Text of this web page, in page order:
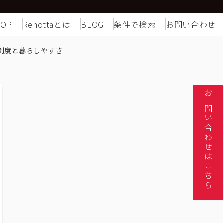
Renottaとは BLOG 条件で検索 お問い合わせ
度と暮らしやすさ
お問い合わせはこちら